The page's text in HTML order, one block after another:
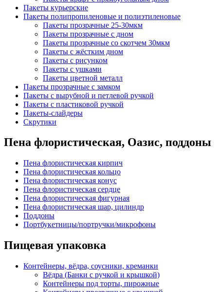
Пакеты курьерские
Пакеты полипропиленовые и полиэтиленовые
Пакеты прозрачные 25-30мкм
Пакеты прозрачные с дном
Пакеты прозрачные со скотчем 30мкм
Пакеты с жёстким дном
Пакеты с рисунком
Пакеты с ушками
Пакеты цветной металл
Пакеты прозрачные с замком
Пакеты с вырубной и петлевой ручкой
Пакеты с пластиковой ручкой
Пакеты-слайдеры
Скрутики
Пена флористическая, Оазис, поддоны
Пена флористическая кирпич
Пена флористическая кольцо
Пена флористическая конус
Пена флористическая сердце
Пена флористическая фигурная
Пена флористическая шар, цилиндр
Поддоны
Портбукетницы/портручки/микрофоны
Пищевая упаковка
Контейнеры, вёдра, соусники, креманки
Вёдра (Банки с ручкой и крышкой)
Контейнеры под торты, пирожные